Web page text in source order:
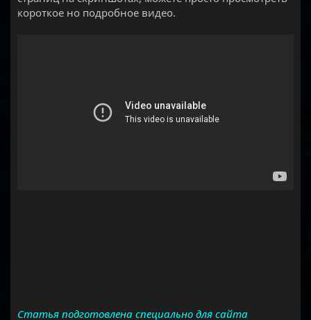
короткое но подробное видео.
Статья подготовлена специально для сайта